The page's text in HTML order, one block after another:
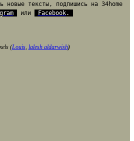
новые тексты, подпишись на 34home
или Facebook.
(Louis, lalesh aldarwish)